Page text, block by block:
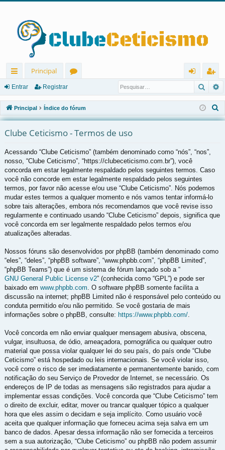
in
ks
rá
pi
d
os
Principal
u
ns
ra
r
eg
ist
ra
Entrar Registrar
Principal Índice do fórum
e
Clube Ceticismo - Termos de uso
Acessando “Clube Ceticismo” (também denominado como “nós”, “nos”,
nosso, “Clube Ceticismo”, “https://clubeceticismo.com.br”), você
concorda em estar legalmente respaldado pelos seguintes termos. Caso
você não concorde em estar legalmente respaldado pelos seguintes
termos, por favor não acesse e/ou use “Clube Ceticismo”. Nós podemos
mudar estes termos a qualquer momento e nós vamos tentar informá-lo
sobre tais alterações, embora nós recomendamos que você revise isso
regularmente e continuado usando “Clube Ceticismo” depois, significa que
você concorda em ser legalmente respaldado pelos termos e/ou
atualizações alteradas.
Nossos fóruns são desenvolvidos por phpBB (também denominado como
“eles”, “deles”, “phpBB software”, “www.phpbb.com”, “phpBB Limited”,
“phpBB Teams”) que é um sistema de fórum lançado sob a “
GNU General Public License v2” (conhecida como “GPL”) e pode ser
baixado em www.phpbb.com . O software phpBB somente facilita a
discussão na internet; phpBB Limited não é responsável pelo conteúdo ou
conduta permitido e/ou não permitido. Se você gostaria de mais
informações sobre o phpBB, consulte: https://www.phpbb.com/
Você concorda em não enviar qualquer mensagem abusiva, obscena,
vulgar, insultuosa, de ódio, ameaçadora, pornográfica ou qualquer outro
material que possa violar qualquer lei do seu país, do país onde “Clube
Ceticismo” está hospedado ou leis internacionais. Se você violar isso,
você corre o risco de ser imediatamente e permanentemente banido, com
notificação do seu Serviço de Provedor de Internet, se necessário. Os
endereços de IP de todas as mensagens são registrados para ajudar a
implementar essas condições. Você concorda que “Clube Ceticismo” tem
o direito de excluir, editar, mover ou trancar qualquer tópico a qualquer
hora que eles assim o decidam e seja implícito. Como usuário você
aceita que qualquer informação que forneceu acima seja salva em um
banco de dados. Apesar dessa informação não ser fornecida a terceiros
sem a sua autorização, “Clube Ceticismo” ou phpBB não podem assumir